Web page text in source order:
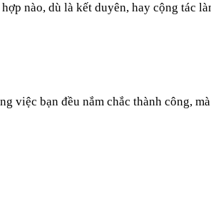
nào, dù là kết duyên, hay cộng tác
việc bạn đều nắm chắc thành công,